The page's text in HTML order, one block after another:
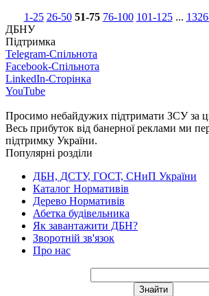
1-25 26-50 51-75 76-100 101-125 ...
ДБНУ
Підтримка
Telegram-Спільнота
Facebook-Спільнота
LinkedIn-Сторінка
YouTube
Просимо небайдужих підтримати ЗСУ за
Весь прибуток від банерної реклами ми
підтримку України.
Популярні розділи
ДБН, ДСТУ, ГОСТ, СНиП України
Каталог Нормативів
Дерево Нормативів
Абетка будівельника
Як завантажити ДБН?
Зворотній зв'язок
Про нас